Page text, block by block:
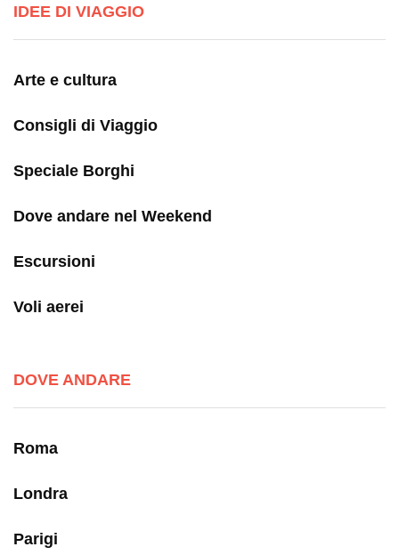
IDEE DI VIAGGIO
Arte e cultura
Consigli di Viaggio
Speciale Borghi
Dove andare nel Weekend
Escursioni
Voli aerei
DOVE ANDARE
Roma
Londra
Parigi